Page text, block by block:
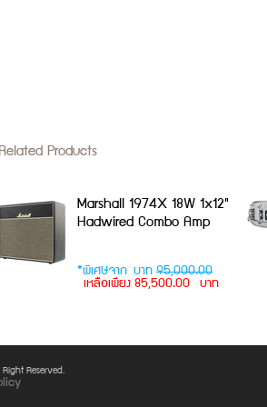
Products
Marshall 1974X 18W 1x12"
Hadwired Combo Amp
*พิเศษจาก บาท 95,000.00
เหลือเพียง 85,500.00 บาท
Right Reserved.